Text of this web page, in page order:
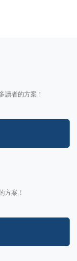
讀者的方案！
方案！